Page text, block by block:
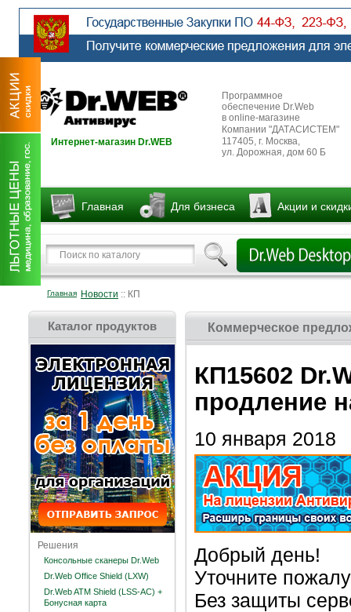
Интернет-магазин Dr.WEB
Программное
обеспечение Dr.Web
в online-магазине
Компании "ДАТАСИСТЕМ"
117405, г. Москва,
ул. Дорожная, дом 60 Б
Главная Для бизнеса Акции и
Главная Новости :: КП
Каталог продуктов
Решения
Консольные сканеры Dr.Web
Dr.Web Office Shield (LXW)
Dr.Web ATM Shield (LSS-AC) +
Бонусная карта
Коммерческое
КП15602
продление
10 января 2018
Добрый день!
Уточните
Без защиты